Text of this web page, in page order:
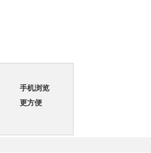
手机浏览
更方便